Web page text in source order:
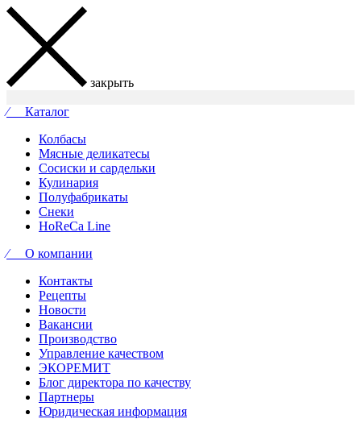
закрыть
⁄ Каталог
Колбасы
Мясные деликатесы
Сосиски и сардельки
Кулинария
Полуфабрикаты
Снеки
HoReCa Line
⁄ О компании
Контакты
Рецепты
Новости
Вакансии
Производство
Управление качеством
ЭКОРЕМИТ
Блог директора по качеству
Партнеры
Юридическая информация